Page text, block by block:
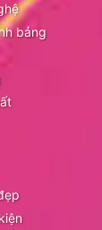
bảng